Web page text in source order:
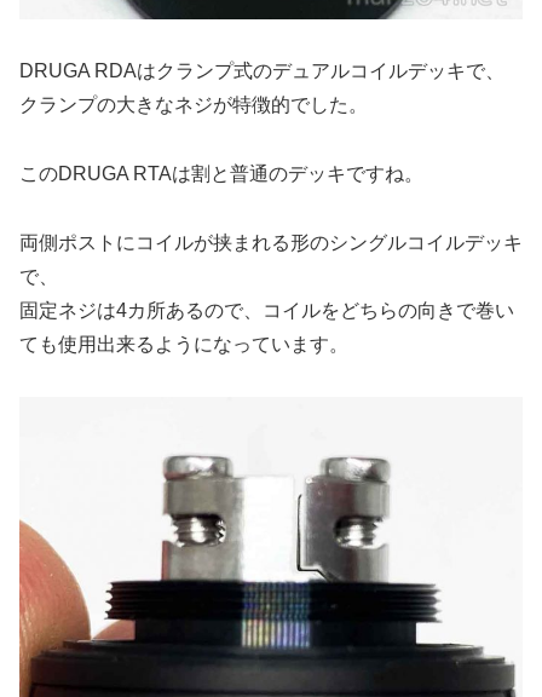
DRUGA RDAはクランプ式のデュアルコイルデッキで、
クランプの大きなネジが特徴的でした。
このDRUGA RTAは割と普通のデッキですね。
両側ポストにコイルが挟まれる形のシングルコイルデッキ
で、
固定ネジは4カ所あるので、コイルをどちらの向きで巻い
ても使用出来るようになっています。